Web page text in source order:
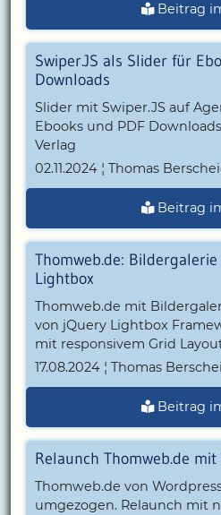
Beitrag
Swiper.JS als Slider für
Downloads
Slider mit Swiper.JS auf
Ebooks und PDF
Verlag
02.11.2024 ¦ Thomas
Beitrag
Thomweb.de:
Lightbox
Thomweb.de mit
von jQuery Lightbox
mit responsivem Grid
17.08.2024 ¦ Thomas
Beitrag
Relaunch Thomweb.de mit
Thomweb.de von
umgezogen. Relaunch mit